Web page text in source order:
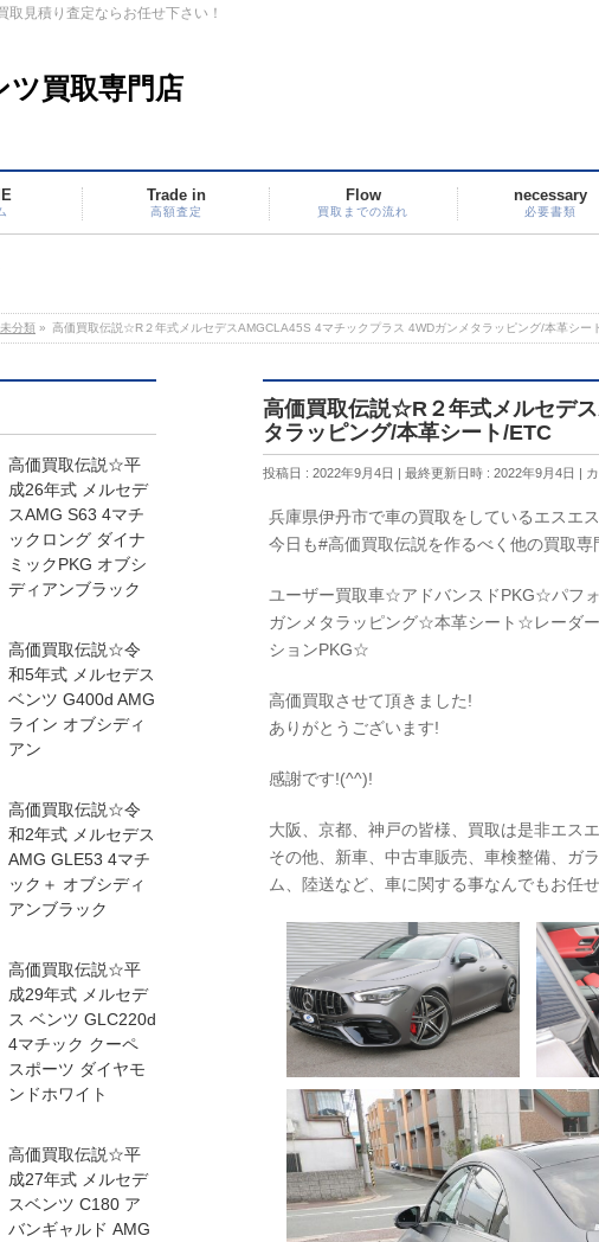
取見積り査定ならお任せ下さい！
ツ買取専門店
Trade in
高額査定
Flow
買取までの流れ
necessary
必要書類
未分類 » 高価買取伝説☆R２年式メルセデスAMGCLA45S 4マチックプラス 4WDガンメタラッピング/本革シー
高価買取伝説☆R２年式メルセデ
タラッピング/本革シート/ETC
投稿日 : 2022年9月4日 最終更新日時 : 2022年9月4日
兵庫県伊丹市で車の買取をしているエスエス
今日も#高価買取伝説を作るべく他の買取
ユーザー買取車☆アドバンスドPKG☆パフ
ガンメタラッピング☆本革シート☆レーダ
ションPKG☆
高価買取させて頂きました!
ありがとうございます!
感謝です!(^^)!
大阪、京都、神戸の皆様、買取は是非エス
その他、新車、中古車販売、車検整備、ガ
ム、陸送など、車に関する事なんでもお任せ
高価買取伝説☆平
成26年式 メルセデ
スAMG S63 4マチ
ックロング ダイナ
ミックPKG オブシ
ディアンブラック
高価買取伝説☆令
和5年式 メルセデス
ベンツ G400d AMG
ライン オブシディ
アン
高価買取伝説☆令
和2年式 メルセデス
AMG GLE53 4マチ
ック＋ オブシディ
アンブラック
高価買取伝説☆平
成29年式 メルセデ
ス ベンツ GLC220d
4マチック クーペ
スポーツ ダイヤモ
ンドホワイト
高価買取伝説☆平
成27年式 メルセデ
スベンツ C180 ア
バンギャルド AMG